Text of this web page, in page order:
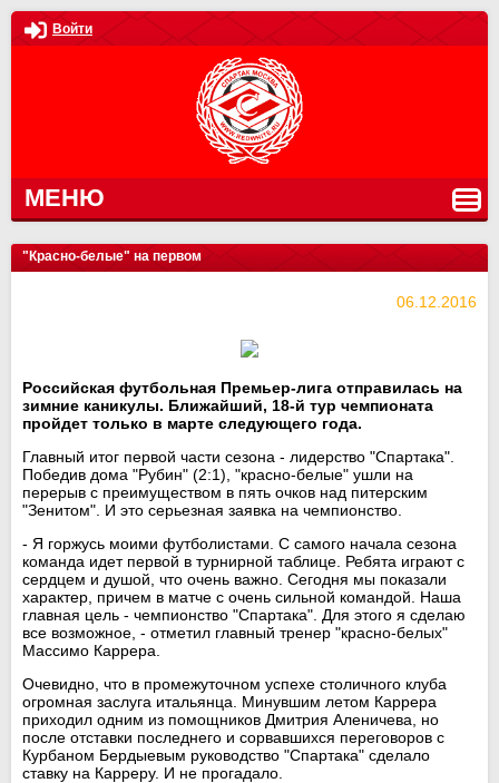
Войти
МЕНЮ
"Красно-белые" на первом
06.12.2016
Российская футбольная Премьер-лига отправилась на
зимние каникулы. Ближайший, 18-й тур чемпионата
пройдет только в марте следующего года.
Главный итог первой части сезона - лидерство "Спартака".
Победив дома "Рубин" (2:1), "красно-белые" ушли на
перерыв с преимуществом в пять очков над питерским
"Зенитом". И это серьезная заявка на чемпионство.
- Я горжусь моими футболистами. С самого начала сезона
команда идет первой в турнирной таблице. Ребята играют с
сердцем и душой, что очень важно. Сегодня мы показали
характер, причем в матче с очень сильной командой. Наша
главная цель - чемпионство "Спартака". Для этого я сделаю
все возможное, - отметил главный тренер "красно-белых"
Массимо Каррера.
Очевидно, что в промежуточном успехе столичного клуба
огромная заслуга итальянца. Минувшим летом Каррера
приходил одним из помощников Дмитрия Аленичева, но
после отставки последнего и сорвавшихся переговоров с
Курбаном Бердыевым руководство "Спартака" сделало
ставку на Карреру. И не прогадало.